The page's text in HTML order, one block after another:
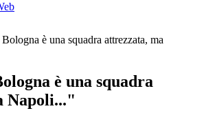
è una squadra attrezzata, ma
è una squadra
Napoli..."